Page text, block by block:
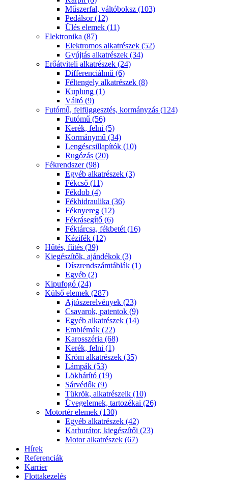
Műszerfal, váltóboksz (103)
Pedálsor (12)
Ülés elemek (11)
Elektronika (87)
Elektromos alkatrészek (52)
Gyújtás alkatrészek (34)
Erőátviteli alkatrészek (24)
Differenciálmű (6)
Féltengely alkatrészek (8)
Kuplung (1)
Váltó (9)
Futómű, felfüggesztés, kormányzás (124)
Futómű (56)
Kerék, felni (5)
Kormánymű (34)
Lengéscsillapítók (10)
Rugózás (20)
Fékrendszer (98)
Egyéb alkatrészek (3)
Fékcső (11)
Fékdob (4)
Fékhidraulika (36)
Féknyereg (12)
Fékrásegítő (6)
Féktárcsa, fékbetét (16)
Kézifék (12)
Hűtés, fűtés (39)
Kiegészítők, ajándékok (3)
Díszrendszámtáblák (1)
Egyéb (2)
Kipufogó (24)
Külső elemek (287)
Ajtószerelvények (23)
Csavarok, patentok (9)
Egyéb alkatrészek (14)
Emblémák (22)
Karosszéria (68)
Kerék, felni (1)
Króm alkatrészek (35)
Lámpák (53)
Lökhárító (19)
Sárvédők (9)
Tükrök, alkatrészeik (10)
Üvegelemek, tartozékai (26)
Motortér elemek (130)
Egyéb alkatrészek (42)
Karburátor, kiegészítői (23)
Motor alkatrészek (67)
Hírek
Referenciák
Karrier
Flottakezelés